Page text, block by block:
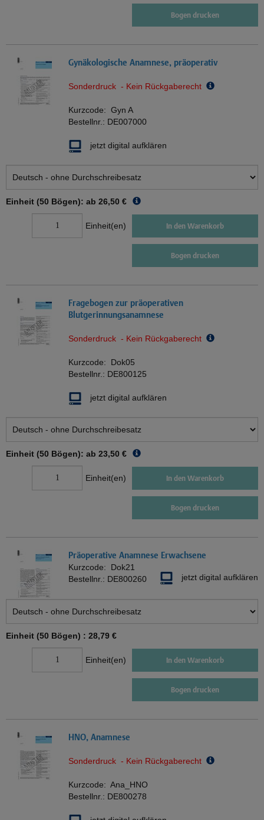
Bogen drucken
Gynäkologische Anamnese, präoperativ
Sonderdruck - Kein Rückgaberecht
Kurzcode: Gyn A
Bestellnr.: DE007000
jetzt digital aufklären
Einheit (50 Bögen): ab 26,50 €
Einheit(en) In den Warenkorb
Bogen drucken
Fragebogen zur präoperativen
Blutgerinnungsanamnese
Sonderdruck - Kein Rückgaberecht
Kurzcode: Dok05
Bestellnr.: DE800125
jetzt digital aufklären
Einheit (50 Bögen): ab 23,50 €
Einheit(en) In den Warenkorb
Bogen drucken
Präoperative Anamnese Erwachsene
Kurzcode: Dok21
Bestellnr.: DE800260 jetzt digital aufklären
Einheit (50 Bögen) : 28,79 €
Einheit(en) In den Warenkorb
Bogen drucken
HNO, Anamnese
Sonderdruck - Kein Rückgaberecht
Kurzcode: Ana_HNO
Bestellnr.: DE800278